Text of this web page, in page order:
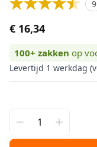
9
€ 16,34
100+ zakken op
Levertijd 1 werkdag